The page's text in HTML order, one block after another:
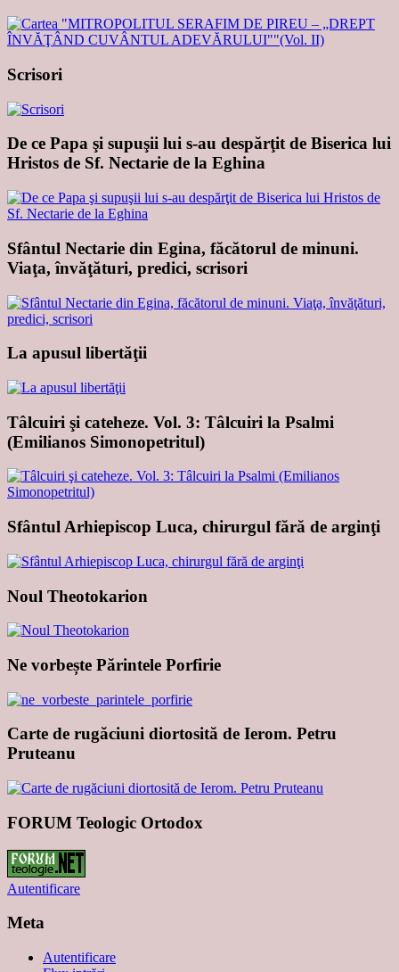
Scrisori
De ce Papa şi supuşii lui s-au despărţit de Biserica lui
Hristos de Sf. Nectarie de la Eghina
Sfântul Nectarie din Egina, făcătorul de minuni.
Viaţa, învăţături, predici, scrisori
La apusul libertăţii
Tâlcuiri şi cateheze. Vol. 3: Tâlcuiri la Psalmi
(Emilianos Simonopetritul)
Sfântul Arhiepiscop Luca, chirurgul fără de arginţi
Noul Theotokarion
Ne vorbește Părintele Porfirie
Carte de rugăciuni diortosită de Ierom. Petru
Pruteanu
FORUM Teologic Ortodox
Autentificare
Meta
Autentificare